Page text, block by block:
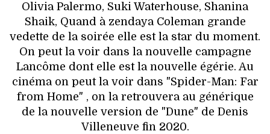
Olivia Palermo, Suki Waterhouse, Shanina
Shaik, Quand à zendaya Coleman grande
vedette de la soirée elle est la star du moment.
On peut la voir dans la nouvelle campagne
Lancôme dont elle est la nouvelle égérie. Au
cinéma on peut la voir dans "Spider-Man: Far
from Home" , on la retrouvera au générique
de la nouvelle version de "Dune" de Denis
Villeneuve fin 2020.